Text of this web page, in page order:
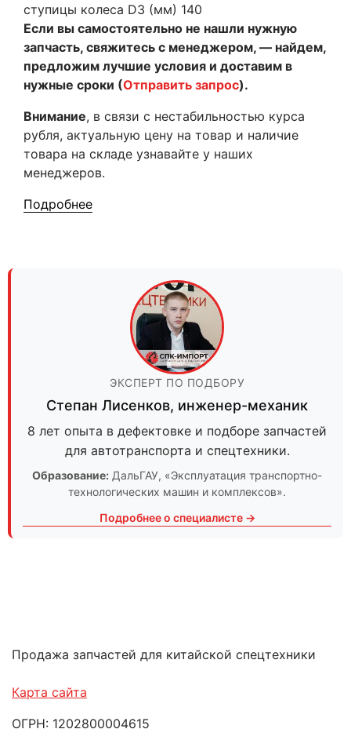
ступицы колеса D3 (мм) 140
Если вы самостоятельно не нашли нужную
запчасть, свяжитесь с менеджером, — найдем,
предложим лучшие условия и доставим в
нужные сроки (Отправить запрос).
Внимание, в связи с нестабильностью курса
рубля, актуальную цену на товар и наличие
товара на складе узнавайте у наших
менеджеров.
Подробнее
ЭКСПЕРТ ПО ПОДБОРУ
Степан Лисенков, инженер-механик
8 лет опыта в дефектовке и подборе запчастей
для автотранспорта и спецтехники.
Образование: ДальГАУ, «Эксплуатация транспортно-
технологических машин и комплексов».
Подробнее о специалисте →
Продажа запчастей для китайской спецтехники
Карта сайта
ОГРН: 1202800004615